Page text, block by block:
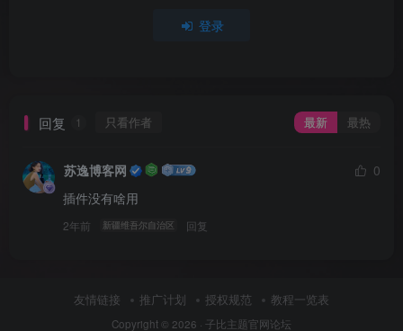
登录
回复 1 只看作者 最新 最热
苏逸博客网
0
插件没有啥用
2年前 新疆维吾尔自治区 回复
友情链接 推广计划 授权规范 教程一览表
Copyright © 2026 · 子比主题官网论坛